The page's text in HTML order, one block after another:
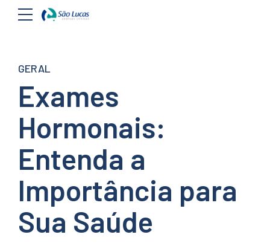
GERAL
Exames
Hormonais:
Entenda a
Importância para
Sua Saúde